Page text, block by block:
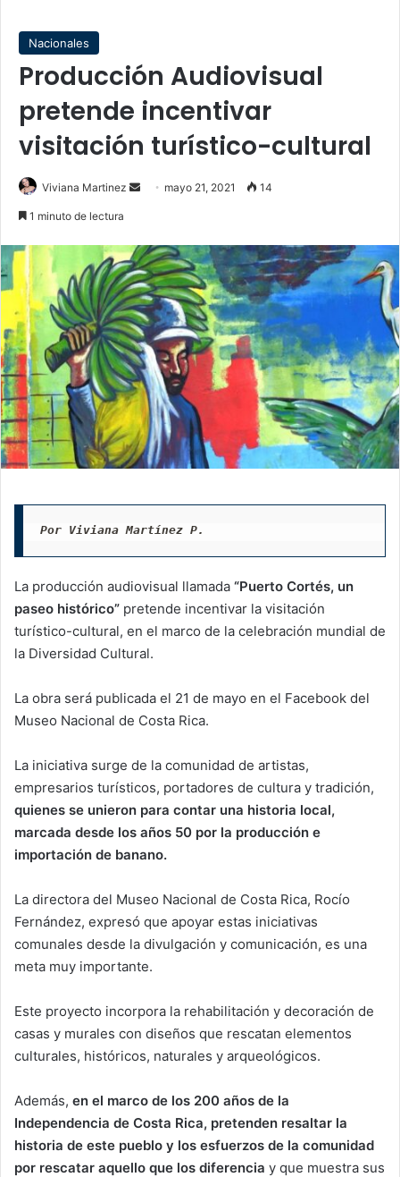
Nacionales
Producción Audiovisual
pretende incentivar
visitación turístico-cultural
Viviana Martinez
Send mayo 21, 2021 14
1 minuto de lectura
Por Viviana Martínez P.
La producción audiovisual llamada “Puerto Cortés, un
paseo histórico” pretende incentivar la visitación
turístico-cultural, en el marco de la celebración mundial de
la Diversidad Cultural.
La obra será publicada el 21 de mayo en el Facebook del
Museo Nacional de Costa Rica.
La iniciativa surge de la comunidad de artistas,
empresarios turísticos, portadores de cultura y tradición,
quienes se unieron para contar una historia local,
marcada desde los años 50 por la producción e
importación de banano.
La directora del Museo Nacional de Costa Rica, Rocío
Fernández, expresó que apoyar estas iniciativas
comunales desde la divulgación y comunicación, es una
meta muy importante.
Este proyecto incorpora la rehabilitación y decoración de
casas y murales con diseños que rescatan elementos
culturales, históricos, naturales y arqueológicos.
Además, en el marco de los 200 años de la
Independencia de Costa Rica, pretenden resaltar la
historia de este pueblo y los esfuerzos de la comunidad
por rescatar aquello que los diferencia y que muestra sus